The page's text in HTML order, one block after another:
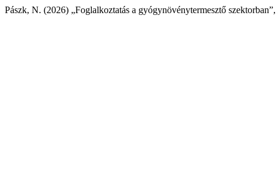
Pászk, N. (2026) „Foglalkoztatás a gyógynövénytermesztő szektorban”,